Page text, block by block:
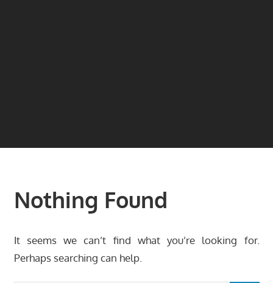
Nothing Found
It seems we can’t find what you’re looking for.
Perhaps searching can help.